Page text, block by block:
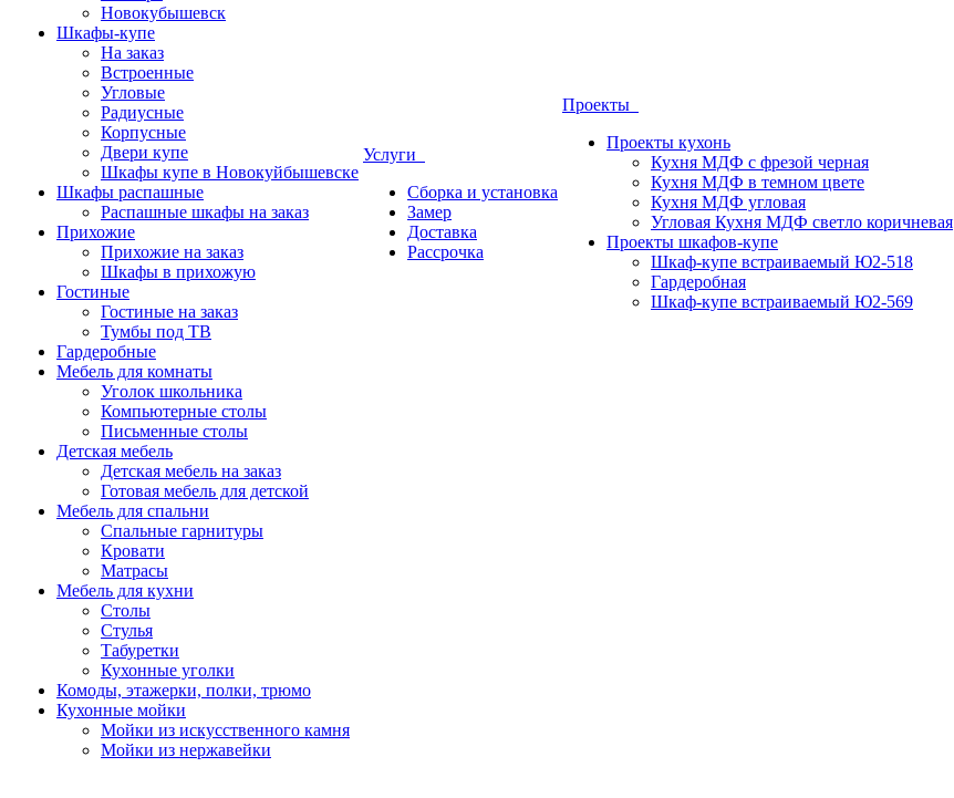
Новокубышевск
Шкафы-купе
На заказ
Встроенные
Угловые
Радиусные
Корпусные
Двери купе
Шкафы купе в Новокуйбышевске
Шкафы распашные
Распашные шкафы на заказ
Прихожие
Прихожие на заказ
Шкафы в прихожую
Гостиные
Гостиные на заказ
Тумбы под ТВ
Гардеробные
Мебель для комнаты
Уголок школьника
Компьютерные столы
Письменные столы
Детская мебель
Детская мебель на заказ
Готовая мебель для детской
Мебель для спальни
Спальные гарнитуры
Кровати
Матрасы
Мебель для кухни
Столы
Стулья
Табуретки
Кухонные уголки
Комоды, этажерки, полки, трюмо
Кухонные мойки
Мойки из искусственного камня
Мойки из нержавейки
Услуги
Сборка и установка
Замер
Доставка
Рассрочка
Проекты
Проекты кухонь
Кухня МДФ с фрезой черная
Кухня МДФ в темном цвете
Кухня МДФ угловая
Угловая Кухня МДФ светло коричневая
Проекты шкафов-купе
Шкаф-купе встраиваемый Ю2-518
Гардеробная
Шкаф-купе встраиваемый Ю2-569